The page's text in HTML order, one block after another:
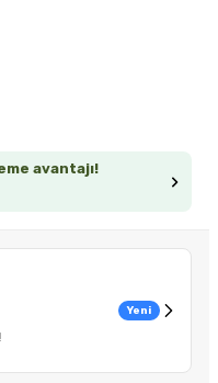
avantajı!
Yeni